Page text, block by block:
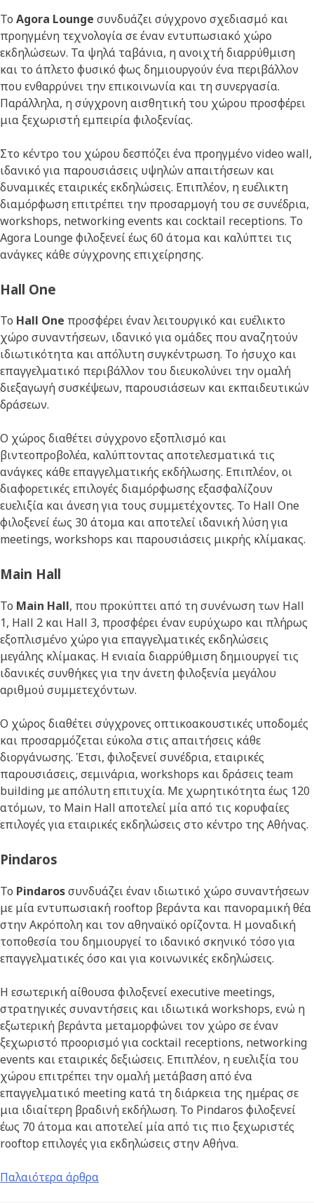
Το Agora Lounge συνδυάζει σύγχρονο σχεδιασμό και
προηγμένη τεχνολογία σε έναν εντυπωσιακό χώρο
εκδηλώσεων. Τα ψηλά ταβάνια, η ανοιχτή διαρρύθμιση
και το άπλετο φυσικό φως δημιουργούν ένα περιβάλλον
που ενθαρρύνει την επικοινωνία και τη συνεργασία.
Παράλληλα, η σύγχρονη αισθητική του χώρου προσφέρει
μια ξεχωριστή εμπειρία φιλοξενίας.
Στο κέντρο του χώρου δεσπόζει ένα προηγμένο video wall,
ιδανικό για παρουσιάσεις υψηλών απαιτήσεων και
δυναμικές εταιρικές εκδηλώσεις. Επιπλέον, η ευέλικτη
διαμόρφωση επιτρέπει την προσαρμογή του σε συνέδρια,
workshops, networking events και cocktail receptions. Το
Agora Lounge φιλοξενεί έως 60 άτομα και καλύπτει τις
ανάγκες κάθε σύγχρονης επιχείρησης.
Hall One
Το Hall One προσφέρει έναν λειτουργικό και ευέλικτο
χώρο συναντήσεων, ιδανικό για ομάδες που αναζητούν
ιδιωτικότητα και απόλυτη συγκέντρωση. Το ήσυχο και
επαγγελματικό περιβάλλον του διευκολύνει την ομαλή
διεξαγωγή συσκέψεων, παρουσιάσεων και εκπαιδευτικών
δράσεων.
Ο χώρος διαθέτει σύγχρονο εξοπλισμό και
βιντεοπροβολέα, καλύπτοντας αποτελεσματικά τις
ανάγκες κάθε επαγγελματικής εκδήλωσης. Επιπλέον, οι
διαφορετικές επιλογές διαμόρφωσης εξασφαλίζουν
ευελιξία και άνεση για τους συμμετέχοντες. Το Hall One
φιλοξενεί έως 30 άτομα και αποτελεί ιδανική λύση για
meetings, workshops και παρουσιάσεις μικρής κλίμακας.
Main Hall
Το Main Hall, που προκύπτει από τη συνένωση των Hall
1, Hall 2 και Hall 3, προσφέρει έναν ευρύχωρο και πλήρως
εξοπλισμένο χώρο για επαγγελματικές εκδηλώσεις
μεγάλης κλίμακας. Η ενιαία διαρρύθμιση δημιουργεί τις
ιδανικές συνθήκες για την άνετη φιλοξενία μεγάλου
αριθμού συμμετεχόντων.
Ο χώρος διαθέτει σύγχρονες οπτικοακουστικές υποδομές
και προσαρμόζεται εύκολα στις απαιτήσεις κάθε
διοργάνωσης. Έτσι, φιλοξενεί συνέδρια, εταιρικές
παρουσιάσεις, σεμινάρια, workshops και δράσεις team
building με απόλυτη επιτυχία. Με χωρητικότητα έως 120
ατόμων, το Main Hall αποτελεί μία από τις κορυφαίες
επιλογές για εταιρικές εκδηλώσεις στο κέντρο της Αθήνας.
Pindaros
Το Pindarosσυνδυάζει έναν ιδιωτικό χώρο συναντήσεων
με μία εντυπωσιακή rooftop βεράντα και πανοραμική θέα
στην Ακρόπολη και τον αθηναϊκό ορίζοντα. Η μοναδική
τοποθεσία του δημιουργεί το ιδανικό σκηνικό τόσο για
επαγγελματικές όσο και για κοινωνικές εκδηλώσεις.
Η εσωτερική αίθουσα φιλοξενεί executive meetings,
στρατηγικές συναντήσεις και ιδιωτικά workshops, ενώ η
εξωτερική βεράντα μεταμορφώνει τον χώρο σε έναν
ξεχωριστό προορισμό για cocktail receptions, networking
events και εταιρικές δεξιώσεις. Επιπλέον, η ευελιξία του
χώρου επιτρέπει την ομαλή μετάβαση από ένα
επαγγελματικό meeting κατά τη διάρκεια της ημέρας σε
μια ιδιαίτερη βραδινή εκδήλωση. Το Pindaros φιλοξενεί
έως 70 άτομα και αποτελεί μία από τις πιο ξεχωριστές
rooftop επιλογές για εκδηλώσεις στην Αθήνα.
Παλαιότερα άρθρα